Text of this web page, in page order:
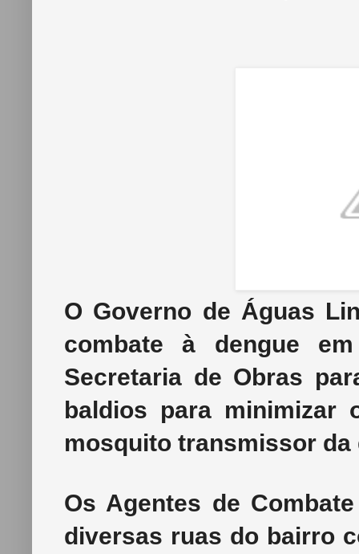
O Governo de Águas
combate à dengue
Secretaria de Obras
baldios para minimizar
mosquito transmissor da
Os Agentes de
diversas ruas do bairro